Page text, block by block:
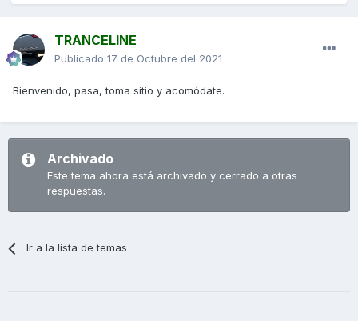
TRANCELINE
Publicado 17 de Octubre del 2021
Bienvenido, pasa, toma sitio y acomódate.
Archivado
Este tema ahora está archivado y cerrado a otras
respuestas.
Ir a la lista de temas